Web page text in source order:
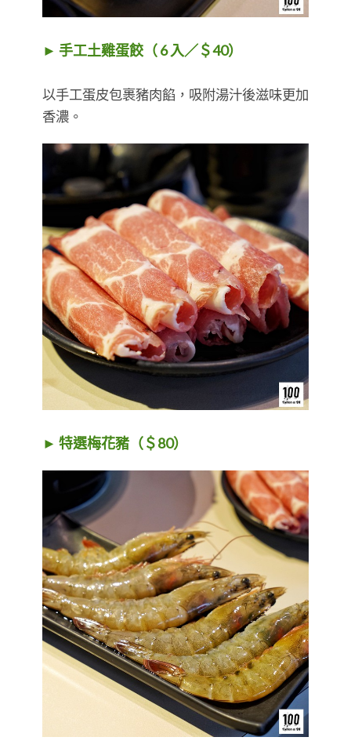
► 手工土雞蛋餃（ 6 入／＄40）
以手工蛋皮包裹豬肉餡，吸附湯汁後滋味更加
香濃。
► 特選梅花豬（＄80）